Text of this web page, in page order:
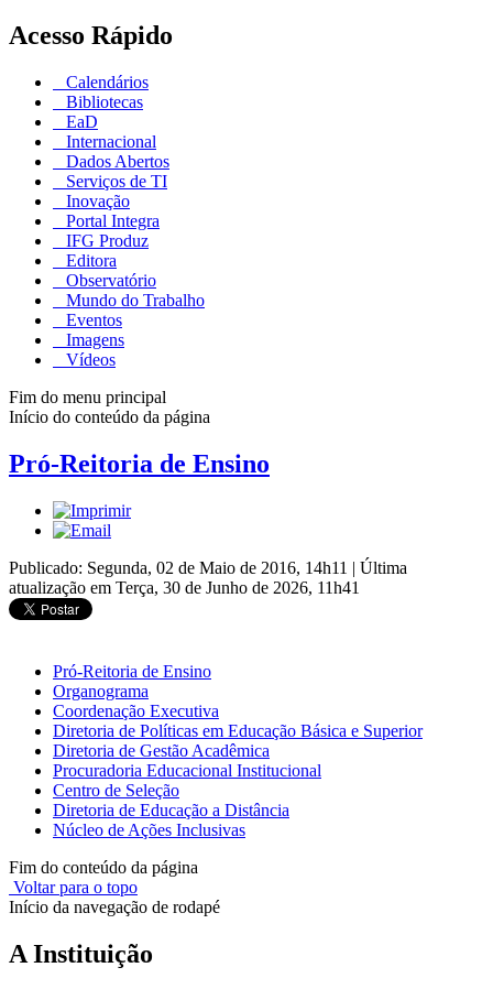
Acesso Rápido
Calendários
Bibliotecas
EaD
Internacional
Dados Abertos
Serviços de TI
Inovação
Portal Integra
IFG Produz
Editora
Observatório
Mundo do Trabalho
Eventos
Imagens
Vídeos
Fim do menu principal
Início do conteúdo da página
Pró-Reitoria de Ensino
Publicado: Segunda, 02 de Maio de 2016, 14h11 | Última
atualização em Terça, 30 de Junho de 2026, 11h41
Pró-Reitoria de Ensino
Organograma
Coordenação Executiva
Diretoria de Políticas em Educação Básica e Superior
Diretoria de Gestão Acadêmica
Procuradoria Educacional Institucional
Centro de Seleção
Diretoria de Educação a Distância
Núcleo de Ações Inclusivas
Fim do conteúdo da página
Voltar para o topo
Início da navegação de rodapé
A Instituição